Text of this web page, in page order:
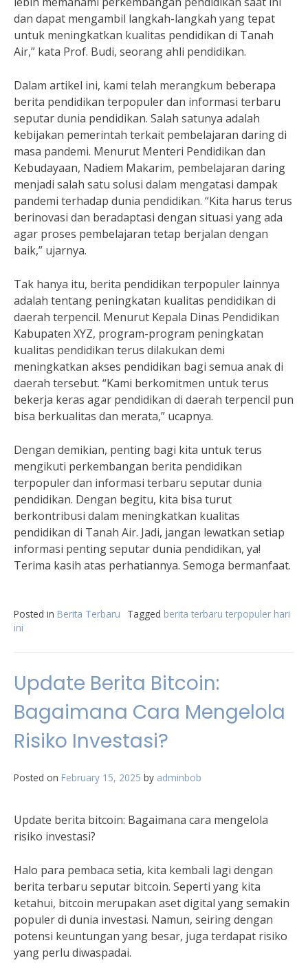
dan dapat mengambil langkah-langkah yang tepat
untuk meningkatkan kualitas pendidikan di Tanah
Air,” kata Prof. Budi, seorang ahli pendidikan.
Dalam artikel ini, kami telah merangkum beberapa
berita pendidikan terpopuler dan informasi terbaru
seputar dunia pendidikan. Salah satunya adalah
kebijakan pemerintah terkait pembelajaran daring di
masa pandemi. Menurut Menteri Pendidikan dan
Kebudayaan, Nadiem Makarim, pembelajaran daring
menjadi salah satu solusi dalam mengatasi dampak
pandemi terhadap dunia pendidikan. “Kita harus terus
berinovasi dan beradaptasi dengan situasi yang ada
agar proses pembelajaran tetap berjalan dengan
baik,” ujarnya.
Tak hanya itu, berita pendidikan terpopuler lainnya
adalah tentang peningkatan kualitas pendidikan di
daerah terpencil. Menurut Kepala Dinas Pendidikan
Kabupaten XYZ, program-program peningkatan
kualitas pendidikan terus dilakukan demi
meningkatkan akses pendidikan bagi semua anak di
daerah tersebut. “Kami berkomitmen untuk terus
bekerja keras agar pendidikan di daerah terpencil pun
bisa berkualitas dan merata,” ucapnya.
Dengan demikian, penting bagi kita untuk terus
mengikuti perkembangan berita pendidikan
terpopuler dan informasi terbaru seputar dunia
pendidikan. Dengan begitu, kita bisa turut
berkontribusi dalam meningkatkan kualitas
pendidikan di Tanah Air. Jadi, jangan lewatkan setiap
informasi penting seputar dunia pendidikan, ya!
Terima kasih atas perhatiannya. Semoga bermanfaat.
Posted in Berita Terbaru Tagged berita terbaru terpopuler hari
ini
Update Berita Bitcoin:
Bagaimana Cara Mengelola
Risiko Investasi?
Posted on February 15, 2025 by adminbob
Update berita bitcoin: Bagaimana cara mengelola
risiko investasi?
Halo para pembaca setia, kita kembali lagi dengan
berita terbaru seputar bitcoin. Seperti yang kita
ketahui, bitcoin merupakan aset digital yang semakin
populer di dunia investasi. Namun, seiring dengan
potensi keuntungan yang besar, juga terdapat risiko
yang perlu diwaspadai.